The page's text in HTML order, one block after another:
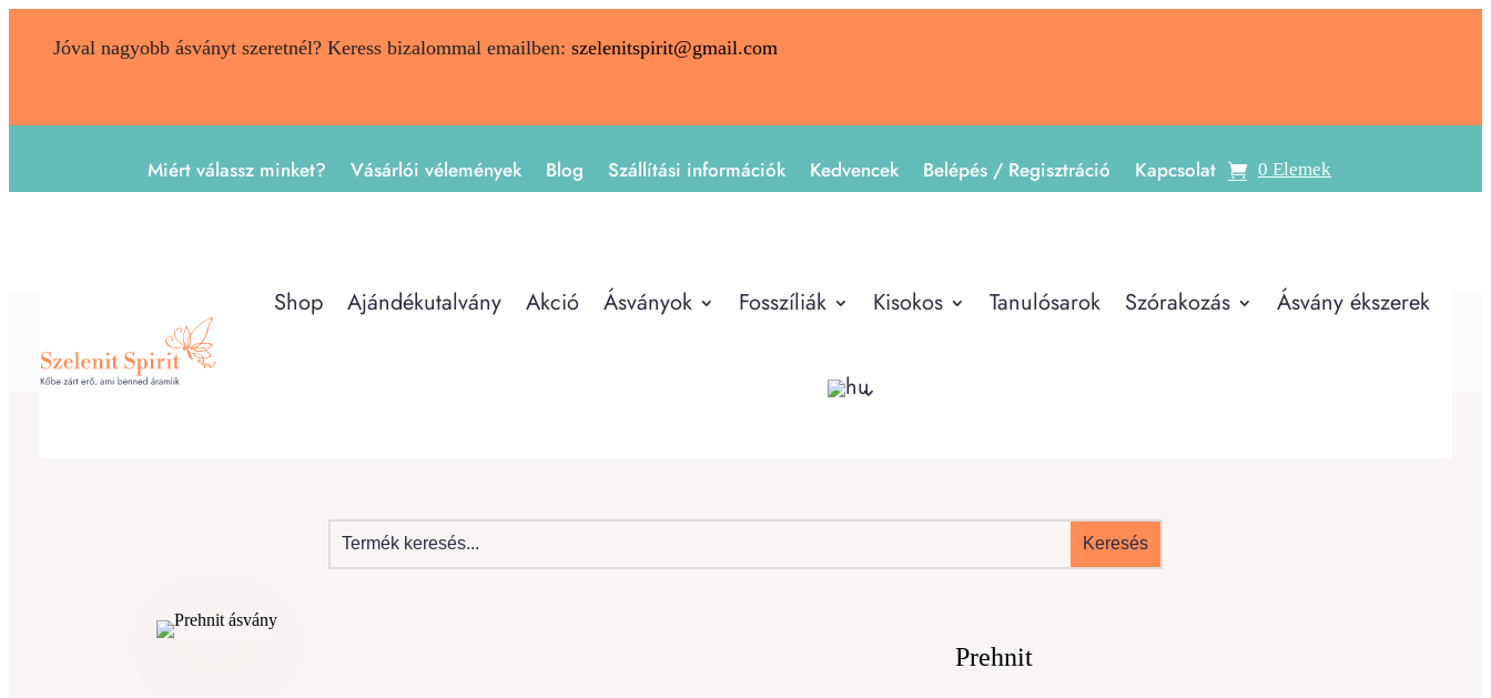
Jóval nagyobb ásványt szeretnél? Keress bizalommal emailben: szelenitspirit@gmail.com
Miért válassz minket? Vásárlói vélemények Blog Szállítási információk Kedvencek Belépés / Regisztráció Kapcsolat 0 Elemek
Shop Ajándékutalvány Akció Ásványok Fosszíliák Kisokos Tanulósarok Szórakozás Ásvány ékszerek
Prehnit